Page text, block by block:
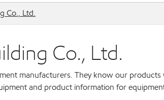
Co., Ltd.
Co., Ltd.
manufacturers. They know our products
and product information for